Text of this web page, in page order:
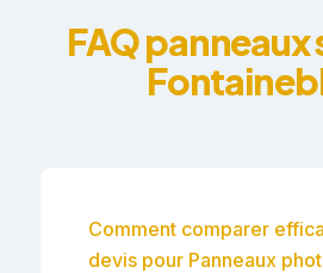
FAQ panneaux
Comment comparer
devis pour Panneaux